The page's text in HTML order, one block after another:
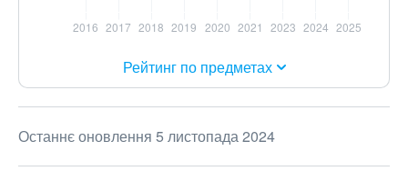
Рейтинг по предметах
Останнє оновлення 5 листопада 2024